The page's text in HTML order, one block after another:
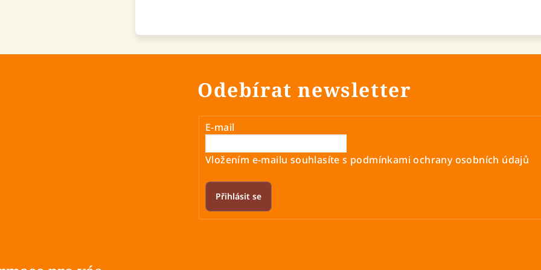
Odebírat newsletter
E-mail
Vložením e-mailu souhlasíte s podmínkami ochrany osobních údajů
Přihlásit se